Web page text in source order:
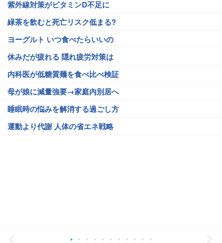
紫外線対策がビタミンD不足に
緑茶を飲むと死亡リスク低まる?
ヨーグルト いつ食べたらいいの
休みだが疲れる 隠れ疲労対策は
内科医が低糖質麺を食べ比べ検証
母が娘に減量強要→家庭内別居へ
睡眠時の悩みを解消する過ごし方
運動より代謝 人体の省エネ戦略